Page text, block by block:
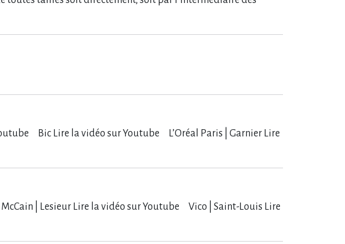
Bic Lire la vidéo sur Youtube L​‌’Oréal Paris | Garnier Lire
| Lesieur Lire la vidéo sur Youtube Vico | Saint-Louis Lire